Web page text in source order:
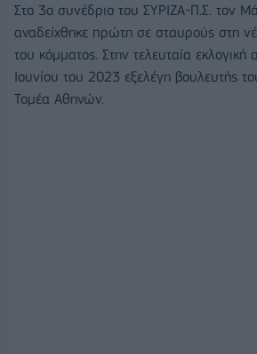
Στο 3ο συνέδριο του ΣΥΡΙΖΑ-Π.Σ. τον
αναδείχθηκε πρώτη σε σταυρούς στη
του κόμματος. Στην τελευταία εκλογική
Ιουνίου του 2023 εξελέγη βουλευτής
Τομέα Αθηνών.